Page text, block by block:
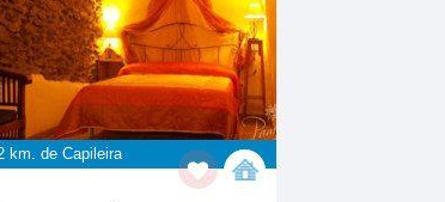
km. de Capileira